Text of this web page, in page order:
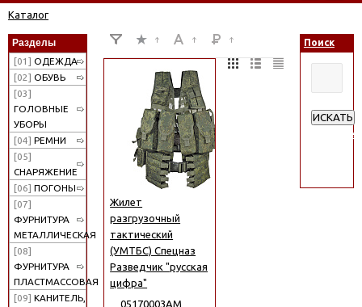
Каталог
Разделы
[01] ОДЕЖДА
[02] ОБУВЬ
[03]
ГОЛОВНЫЕ
УБОРЫ
[04] РЕМНИ
[05]
СНАРЯЖЕНИЕ
[06] ПОГОНЫ
[07]
ФУРНИТУРА
МЕТАЛЛИЧЕСКАЯ
[08]
ФУРНИТУРА
ПЛАСТМАССОВАЯ
[09] КАНИТЕЛЬ,
Жилет
разгрузочный
тактический
(УМТБС) Спецназ
Разведчик "русская
цифра"
05170003АМ
Поиск
ИСКАТЬ